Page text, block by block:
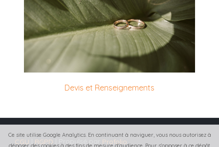
Ce site utilise Google Analytics. En continuant à naviguer, vous nous autorisez à
déposer des cookies à des fins de mesure d'audience. Pour s'opposer à ce dépôt
Devis et Renseignements
CGU RGPD Profolio